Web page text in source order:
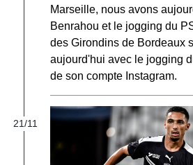
Marseille, nous avons
Benrahou et le jogging du
des Girondins de Bordeaux
aujourd'hui avec le jogging
de son compte Instagram.
21/11